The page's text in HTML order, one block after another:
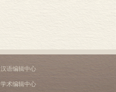
汉语编辑中心
学术编辑中心